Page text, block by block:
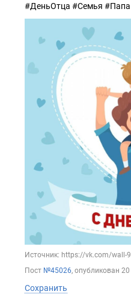
#ДеньОтца #Семья
Источник: https://vk.com/wall-
Пост №45026, опубликован 20
Сохранить